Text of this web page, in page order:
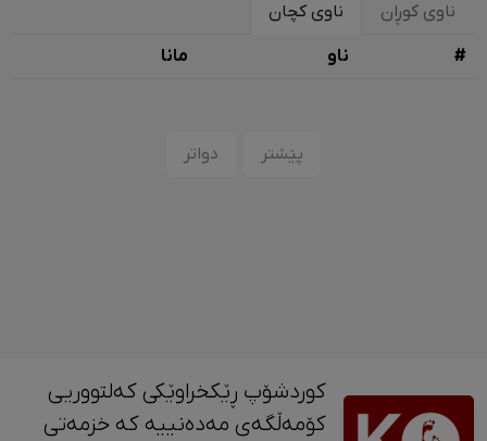
ناوی کوڕان ناوی کچان
# ناو مانا
پێشتر دواتر
کوردشۆپ ڕێکخراوێکی کەلتووریی
کۆمەڵگەی مەدەنییە کە خزمەتی